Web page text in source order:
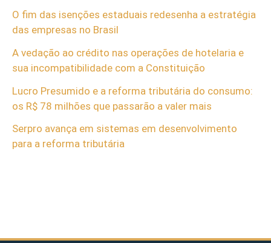
O fim das isenções estaduais redesenha a estratégia
das empresas no Brasil
A vedação ao crédito nas operações de hotelaria e
sua incompatibilidade com a Constituição
Lucro Presumido e a reforma tributária do consumo:
os R$ 78 milhões que passarão a valer mais
Serpro avança em sistemas em desenvolvimento
para a reforma tributária